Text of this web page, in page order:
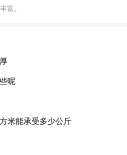
富。
呢
米能承受多少公斤